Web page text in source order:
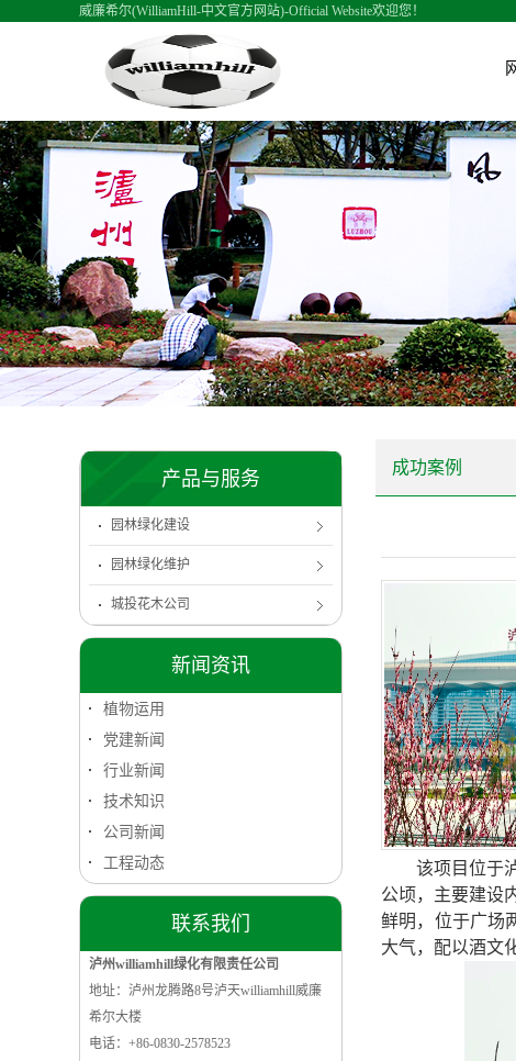
威廉希尔(WilliamHill-中文官方网站)-Official Website欢迎您！
产品与服务
园林绿化建设
园林绿化维护
城投花木公司
新闻资讯
植物运用
党建新闻
行业新闻
技术知识
公司新闻
工程动态
联系我们
泸州williamhill绿化有限责任公司
地址：泸州龙腾路8号泸天williamhill威廉
希尔大楼
电话：+86-0830-2578523
成功案例
该项目位于
公顷，主要建设
鲜明，位于广场
大气，配以酒文